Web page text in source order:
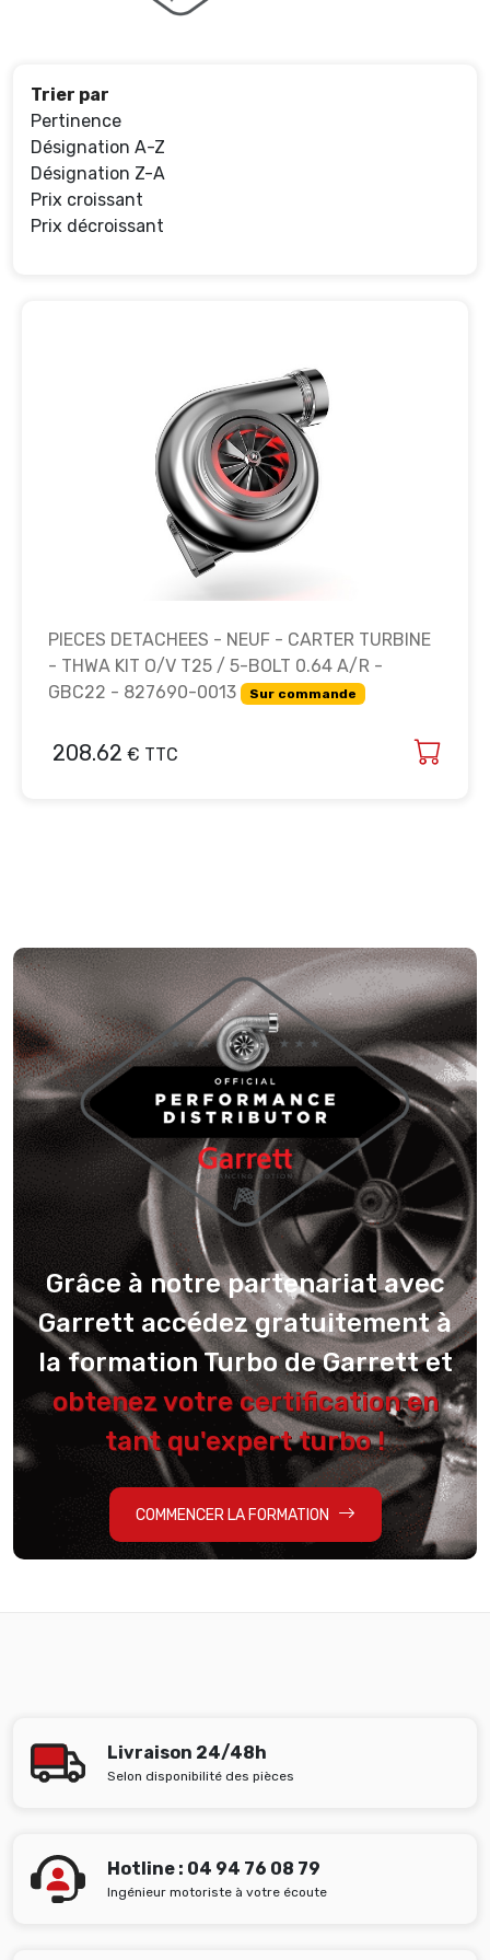
Trier par
Pertinence
Désignation A-Z
Désignation Z-A
Prix croissant
Prix décroissant
PIECES DETACHEES - NEUF - CARTER TURBINE
- THWA KIT O/V T25 / 5-BOLT 0.64 A/R -
GBC22 - 827690-0013
Sur commande
208.62 € TTC
Grâce à notre partenariat avec
Garrett accédez gratuitement à
la formation Turbo de Garrett et
obtenez votre certification en
tant qu'expert turbo !
COMMENCER LA FORMATION
Livraison 24/48h
Selon disponibilité des pièces
Hotline : 04 94 76 08 79
Ingénieur motoriste à votre écoute